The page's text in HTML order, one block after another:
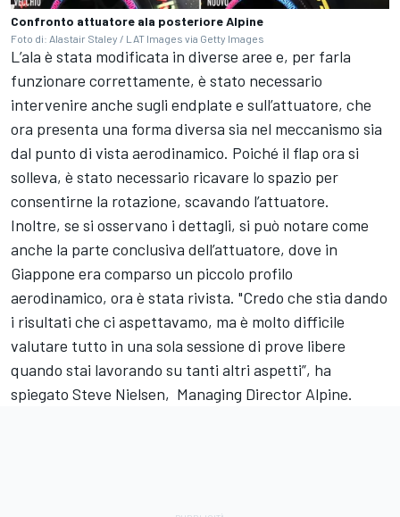
Confronto attuatore ala posteriore Alpine
Foto di: Alastair Staley / LAT Images via Getty Images
L’ala è stata modificata in diverse aree e, per farla
funzionare correttamente, è stato necessario
intervenire anche sugli endplate e sull’attuatore, che
ora presenta una forma diversa sia nel meccanismo sia
dal punto di vista aerodinamico. Poiché il flap ora si
solleva, è stato necessario ricavare lo spazio per
consentirne la rotazione, scavando l’attuatore.
Inoltre, se si osservano i dettagli, si può notare come
anche la parte conclusiva dell’attuatore, dove in
Giappone era comparso un piccolo profilo
aerodinamico, ora è stata rivista. "Credo che stia dando
i risultati che ci aspettavamo, ma è molto difficile
valutare tutto in una sola sessione di prove libere
quando stai lavorando su tanti altri aspetti”, ha
spiegato Steve Nielsen, Managing Director Alpine.